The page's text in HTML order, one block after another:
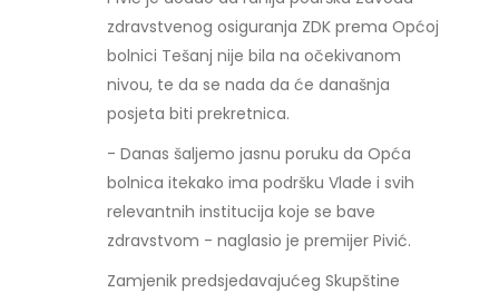
zdravstvenog osiguranja ZDK prema Općoj
bolnici Tešanj nije bila na očekivanom
nivou, te da se nada da će današnja
posjeta biti prekretnica.
- Danas šaljemo jasnu poruku da Opća
bolnica itekako ima podršku Vlade i svih
relevantnih institucija koje se bave
zdravstvom - naglasio je premijer Pivić.
Zamjenik predsjedavajućeg Skupštine